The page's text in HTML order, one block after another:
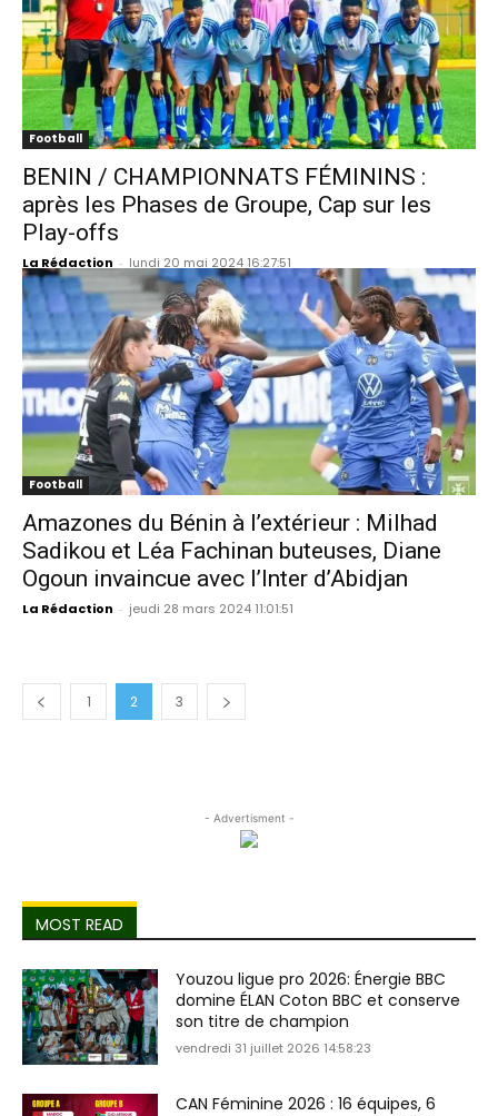
Football
BENIN / CHAMPIONNATS FÉMININS :
après les Phases de Groupe, Cap sur les
Play-offs
La Rédaction - lundi 20 mai 2024 16:27:51
Football
Amazones du Bénin à l’extérieur : Milhad
Sadikou et Léa Fachinan buteuses, Diane
Ogoun invaincue avec l’Inter d’Abidjan
La Rédaction - jeudi 28 mars 2024 11:01:51
1 2 3
- Advertisment -
MOST READ
Youzou ligue pro 2026: Énergie BBC
domine ÉLAN Coton BBC et conserve
son titre de champion
vendredi 31 juillet 2026 14:58:23
CAN Féminine 2026 : 16 équipes, 6